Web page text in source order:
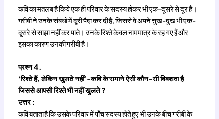
कवि का मतलब है कि वे एक ही परिवार के सदस्य होकर भी एक-दूसरे से दूर हैं।
गरीबी ने उनके संबंधों में दूरी पैदा कर दी है, जिससे वे अपने सुख-दुख भी एक-
दूसरे से साझा नहीं कर पाते। उनके रिश्ते केवल नाममात्र के रह गए हैं और
इसका कारण उनकी गरीबी है।
प्रश्न 4.
‘रिश्ते हैं, लेकिन खुलते नहीं’-कवि के समाने ऐसी कौन-सी विवशता है
जिससे आपसी रिश्ते भी नहीं खुलते ?
उत्तर :
कवि बताता है कि उसके परिवार में पाँच सदस्य होते हुए भी उनके बीच गरीबी के